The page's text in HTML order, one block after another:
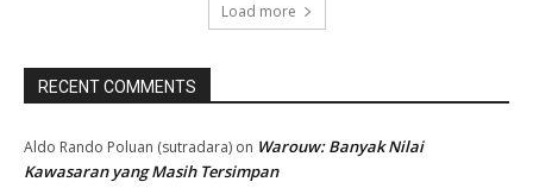
Load more
RECENT COMMENTS
Aldo Rando Poluan (sutradara) on Warouw: Banyak Nilai
Kawasaran yang Masih Tersimpan